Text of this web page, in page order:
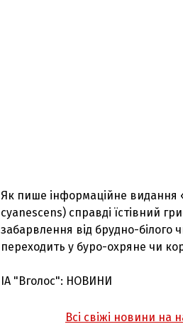
Як пише інформаційне видання
cyanescens) справді їстівний
забарвлення від брудно-білого
переходить у буро-охряне чи
ІА "Вголос": НОВИНИ
Всі свіжі новини на